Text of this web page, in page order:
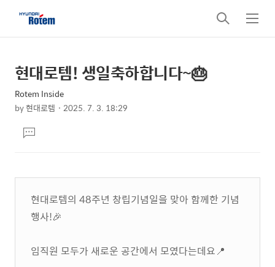
검
색
메
뉴
상
세
컨
텐
츠
본
문
제
목
현대로템! 생일축하합니다~🎂
Rotem Inside
by현대로템 2025. 7. 3. 18:29
문댓
글
현대로템의 48주년 창립기념일을 맞아 함께한 기념
행사!🎉
임직원 모두가 새로운 공간에서 모였다는데요📍